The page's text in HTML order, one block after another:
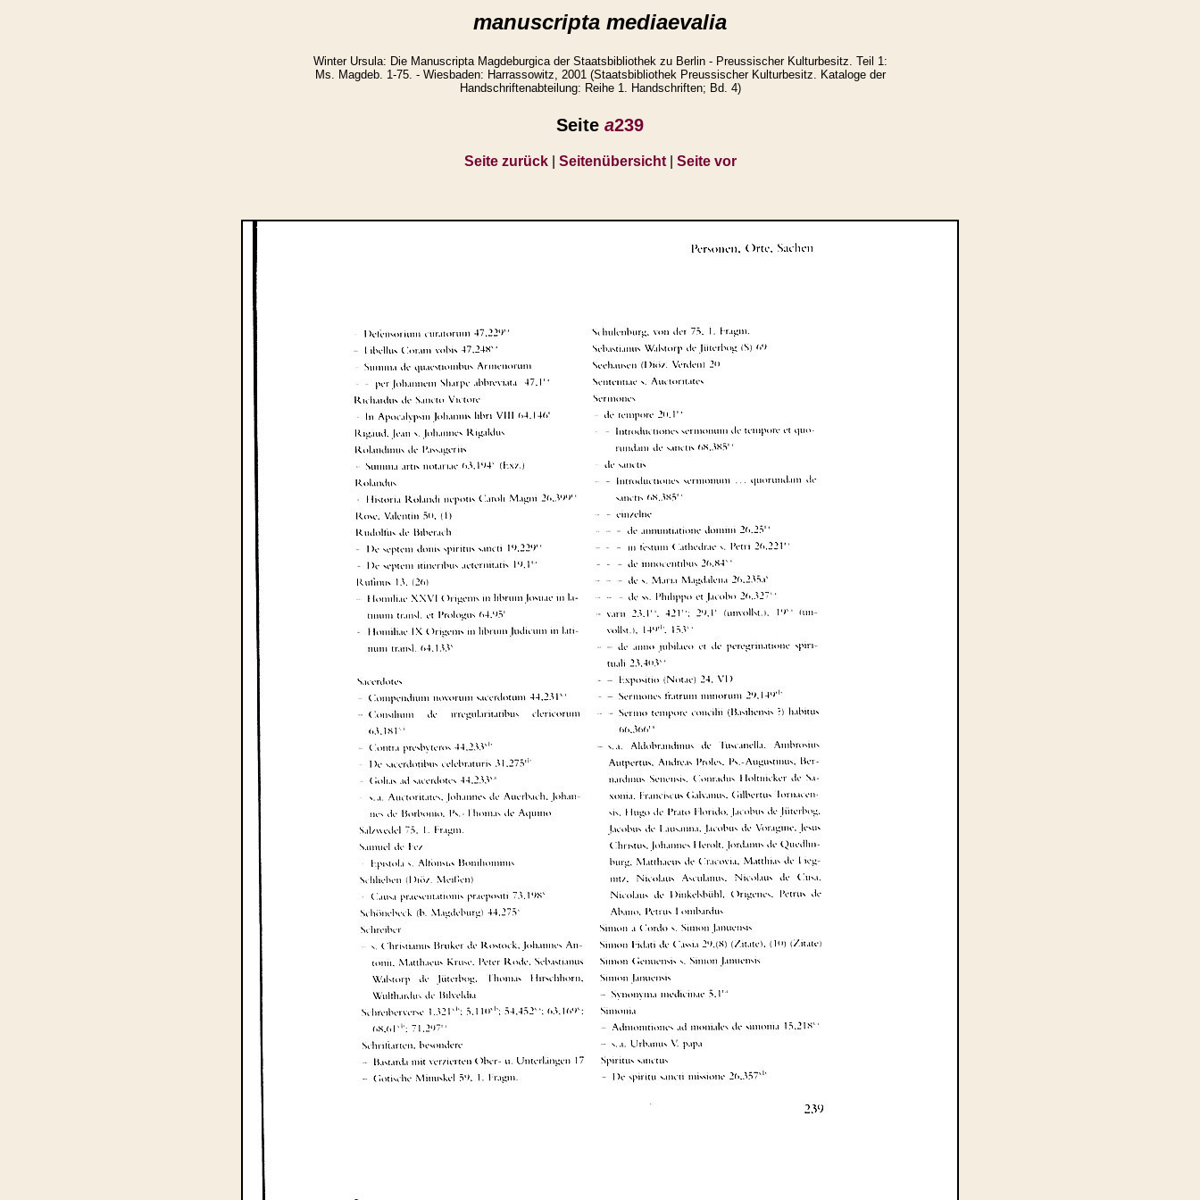
manuscripta mediaevalia
Winter Ursula: Die Manuscripta Magdeburgica der Staatsbibliothek zu Berlin - Preussischer Kulturbesitz. Teil 1:
Ms. Magdeb. 1-75. - Wiesbaden: Harrassowitz, 2001 (Staatsbibliothek Preussischer Kulturbesitz. Kataloge der
Handschriftenabteilung: Reihe 1. Handschriften; Bd. 4)
Seite a239
Seite zurück| Seitenübersicht| Seite vor